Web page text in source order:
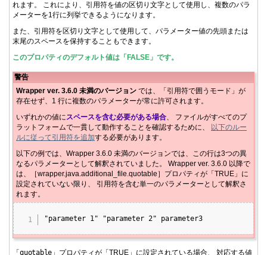
れます。 これにより、引用符を値の区切り文字として使用し、複数のパラ
メーターを1行に列挙できるようになります。
また、引用符を区切り文字として使用して、パラメーター値の先頭または
末尾のスペースを保持することもできます。
このプロパティのデフォルト値は「FALSE」です。
警告
Wrapper ver. 3.6.0 未満のバージョン では、「引用符で囲うモード」が
存在せず、1 行に複数のパラメーターが常に許可されます。
いずれかの値にスペースを含む必要がある場合、 ファイルがすべてのプ
ラットフォームで一貫して動作することを確認するために、
以下のルー
ルに従って引用符を追加する必要があります。
以下の例では、Wrapper 3.6.0 未満のバージョンでは、この行は3つの異
なるパラメーターとして解釈されていました。 Wrapper ver. 3.6.0 以降で
は、［wrapper.java.additional_file.quotable］プロパティが「TRUE」に
設定されていない限り、 引用符を含む単一のパラメーターとして解釈さ
れます。
"parameter 1" "parameter 2" parameter3
「 quotable 」プロパティが「TRUE」に設定されている場合、 対応する値